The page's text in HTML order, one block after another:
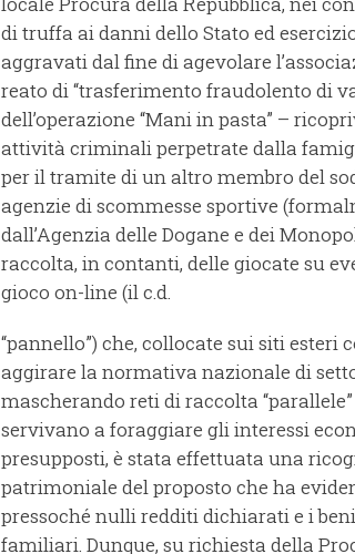
di truffa ai danni dello Stato ed
aggravati dal fine di agevolare
reato di “trasferimento fraudolento di
dell’operazione “Mani in pasta” –
attività criminali perpetrate dalla
per il tramite di un altro membro del
agenzie di scommesse sportive
dall’Agenzia delle Dogane e dei
raccolta, in contanti, delle giocate su
gioco on-line (il c.d.
“pannello”) che, collocate sui siti esteri
aggirare la normativa nazionale di
mascherando reti di raccolta
servivano a foraggiare gli interessi
presupposti, è stata effettuata una
patrimoniale del proposto che ha
pressoché nulli redditi dichiarati e i
familiari. Dunque, su richiesta della